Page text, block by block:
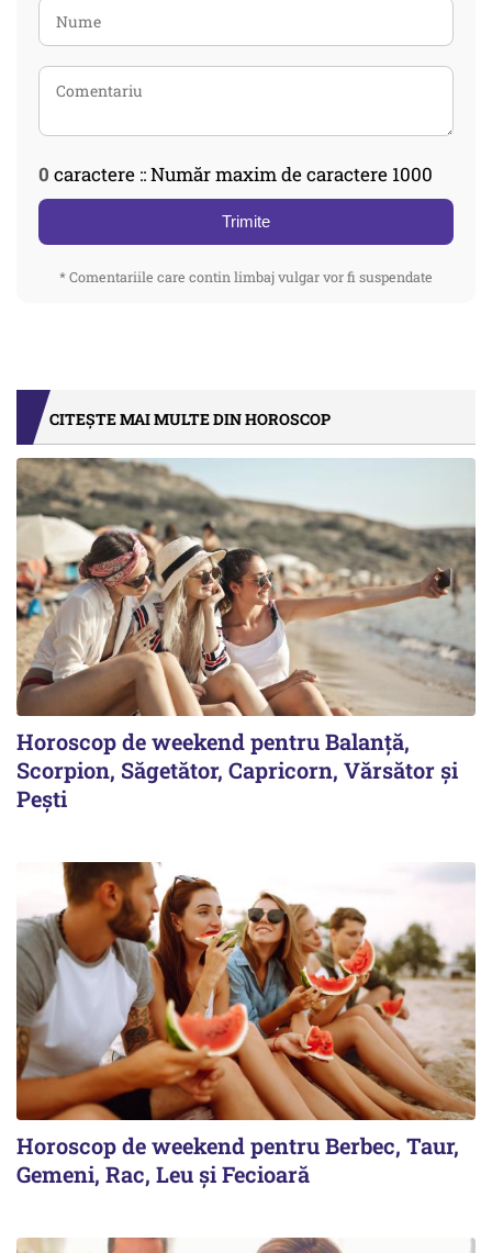
0 caractere :: Număr maxim de caractere 1000
Trimite
* Comentariile care contin limbaj vulgar vor fi suspendate
CITEȘTE MAI MULTE DIN HOROSCOP
Horoscop de weekend pentru Balanță,
Scorpion, Săgetător, Capricorn, Vărsător și
Pești
Horoscop de weekend pentru Berbec, Taur,
Gemeni, Rac, Leu și Fecioară